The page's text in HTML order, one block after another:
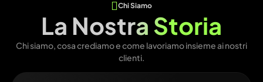
Chi Siamo
La Nostra Storia
Chi siamo, cosa crediamo e come lavoriamo insieme ai nostri
clienti.